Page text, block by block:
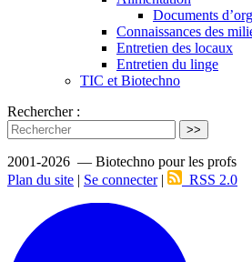
Documents
Connaissances des
Entretien des locaux
Entretien du linge
TIC et Biotechno
Rechercher :
>>
2001-2026 — Biotechno pour les profs
Plan du site | Se connecter| RSS 2.0